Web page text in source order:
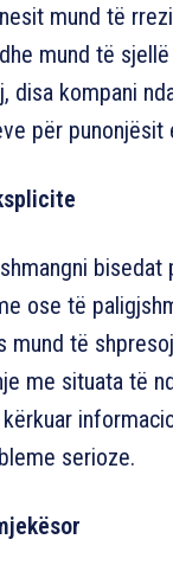
mund të
mund të
disa kompani
për punonjësit
ose të
mund të
me situata të
serioze.